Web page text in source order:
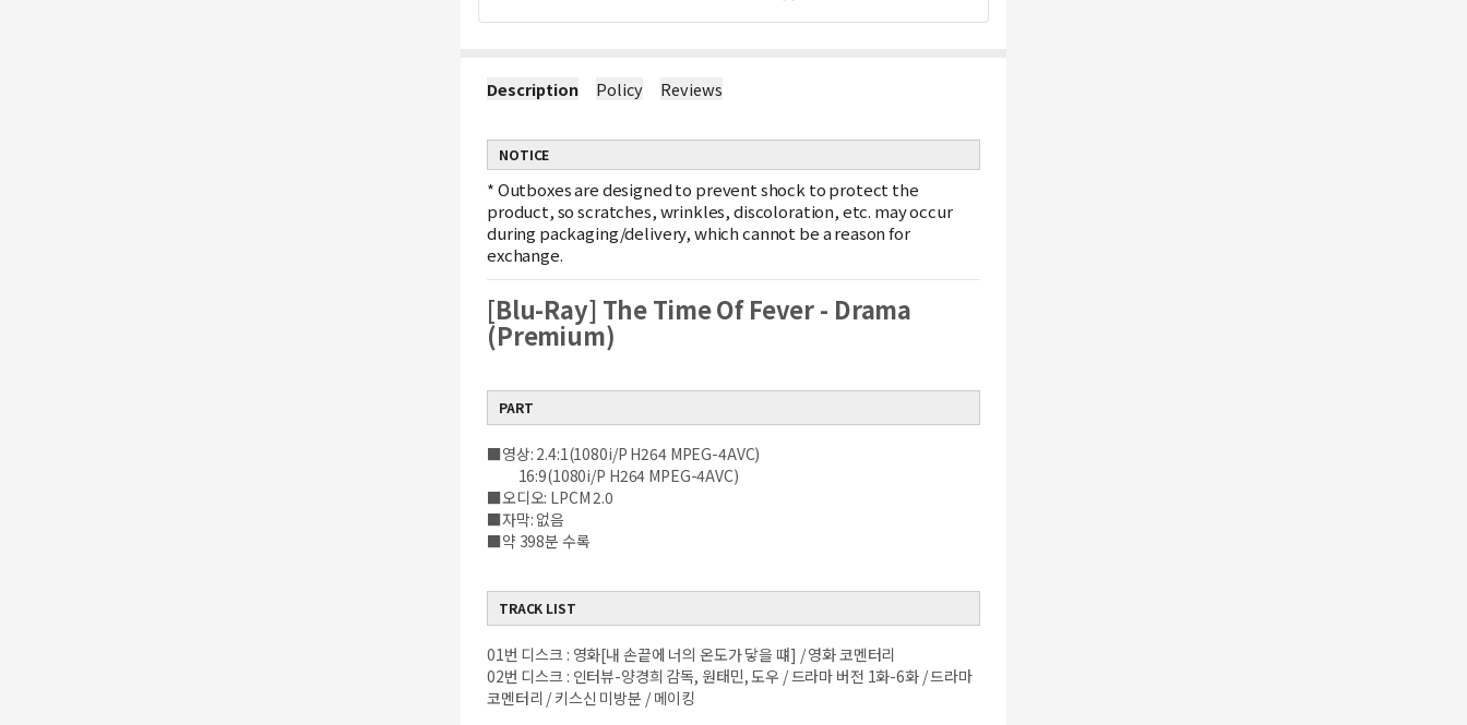
Description Policy Reviews
NOTICE
*Outboxes are designed to prevent shock to protect the
product, so scratches, wrinkles, discoloration, etc. may occur
during packaging/delivery, which cannot be a reason for
exchange.
[Blu-Ray] The Time Of Fever - Drama
(Premium)
PART
■영상: 2.4:1(1080i/P H264 MPEG-4AVC)
16:9(1080i/P H264 MPEG-4AVC)
■오디오: LPCM 2.0
■자막: 없음
■약 398분 수록
TRACK LIST
01번 디스크 : 영화[내 손끝에 너의 온도가 닿을 떄] / 영화 코멘터리
02번 디스크 : 인터뷰-양경희 감독, 원태민, 도우 / 드라마 버전 1화-6화 / 드라마
코멘터리 / 키스신 미방분 / 메이킹